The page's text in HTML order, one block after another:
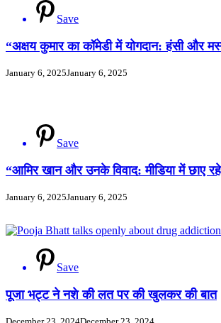
Save
“अक्षय कुमार का कॉमेडी में योगदान: हंसी और
January 6, 2025January 6, 2025
Save
“आमिर खान और उनके विवाद: मीडिया में छाए
January 6, 2025January 6, 2025
Save
पूजा भट्ट ने नशे की लत पर की खुलकर की बात